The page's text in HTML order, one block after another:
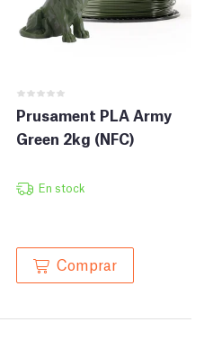
Prusament PLA Army
Green 2kg (NFC)
En stock
Comprar